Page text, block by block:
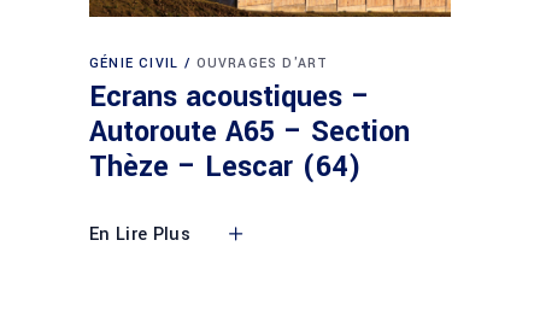
GÉNIE CIVIL OUVRAGES D'ART
Ecrans acoustiques –
Autoroute A65 – Section
Thèze – Lescar (64)
En Lire Plus